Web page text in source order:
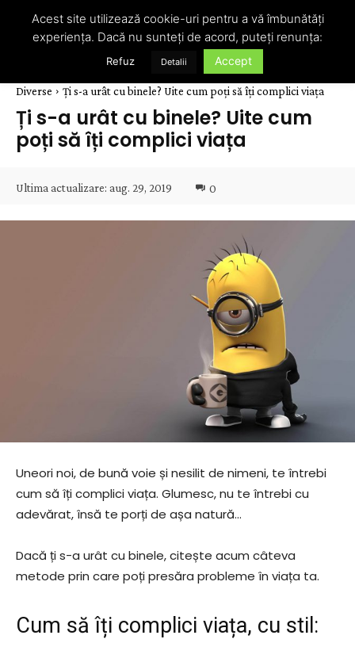
Diverse Ți s-a urât cu binele? Uite cum poți să îți complici viața
Ți s-a urât cu binele? Uite cum
poți să îți complici viața
Ultima actualizare: aug. 29, 2019 0
Uneori noi, de bună voie și nesilit de nimeni, te întrebi
cum să îți complici viața. Glumesc, nu te întrebi cu
adevărat, însă te porți de așa natură…
Dacă ți s-a urât cu binele, citește acum câteva
metode prin care poți presăra probleme în viața ta.
Cum să îți complici viața, cu stil:
Acest site utilizează cookie-uri pentru a vă îmbunătăți
experiența. Dacă nu sunteți de acord, puteți renunța:
Refuz Detalii Accept